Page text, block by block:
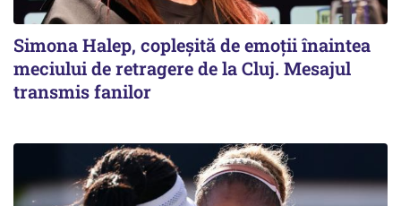
Simona Halep, copleșită de emoții înaintea
meciului de retragere de la Cluj. Mesajul
transmis fanilor